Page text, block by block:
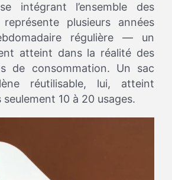
intégrant l’ensemble des
plusieurs années
régulière — un
atteint dans la réalité des
de consommation. Un sac
réutilisable, lui, atteint
seulement 10 à 20 usages.